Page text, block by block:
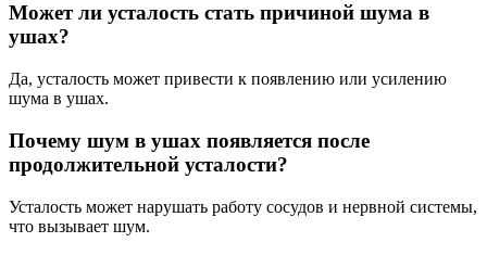
Может ли усталость стать причиной шума в
ушах?
Да, усталость может привести к появлению или усилению
шума в ушах.
Почему шум в ушах появляется после
продолжительной усталости?
Усталость может нарушать работу сосудов и нервной системы,
что вызывает шум.